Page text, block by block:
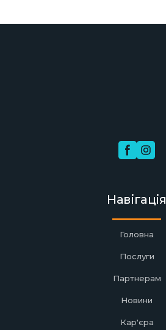
Навігація
Головна
Послуги
Партнерам
Новини
Кар'єра